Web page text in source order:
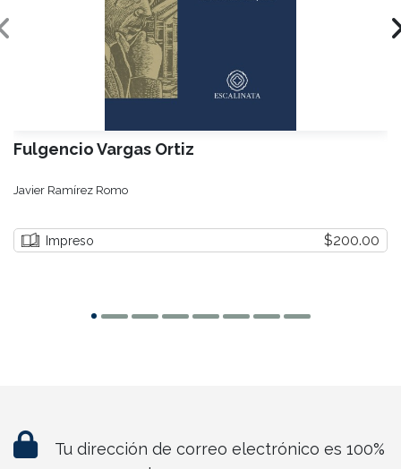
Fulgencio Vargas Ortiz
Javier Ramírez Romo
Impreso $200.00
Tu dirección de correo electrónico es 100%